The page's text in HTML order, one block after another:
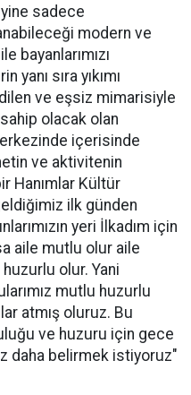
yine sadece
modern ve
bayanlarımızı
sıra yıkımı
ve eşsiz mimarisiyle
olacak olan
içerisinde
ve aktivitenin
Hanımlar Kültür
ilk günden
yeri İlkadım için
aile mutlu olur aile
olur. Yani
mutlu huzurlu
atmış oluruz. Bu
ve huzuru için gece
daha belirmek istiyoruz"